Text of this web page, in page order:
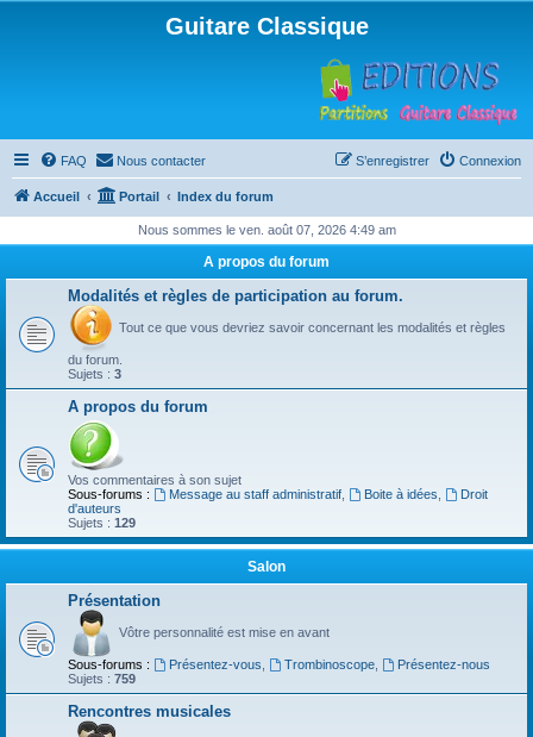
Guitare Classique
FAQ Nous contacter Connexion
S’enregistrer
Accueil Portail Index du forum
Nous sommes le ven. août 07, 2026 4:49 am
A propos du forum
Modalités et règles de participation au forum.
Tout ce que vous devriez savoir concernant les modalités et règles
du forum.
Sujets : 3
A propos du forum
Vos commentaires à son sujet
Sous-forums :
Message au staff administratif, Boite à idées
Droit
d'auteurs
Sujets : 129
Salon
Présentation
Vôtre personnalité est mise en avant
Sous-forums : Présentez-vous Trombinoscope,
Présentez-nous
Sujets : 759
Rencontres musicales